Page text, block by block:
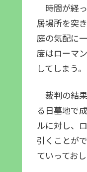
時間が経
居場所を突
庭の気配に
度はローマ
してしまう。
裁判の結
る日墓地で
ルに対し、
引くことが
ていっておし